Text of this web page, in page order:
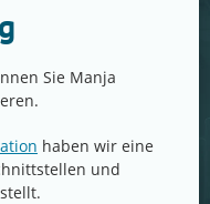
Sie Manja
haben wir eine
und